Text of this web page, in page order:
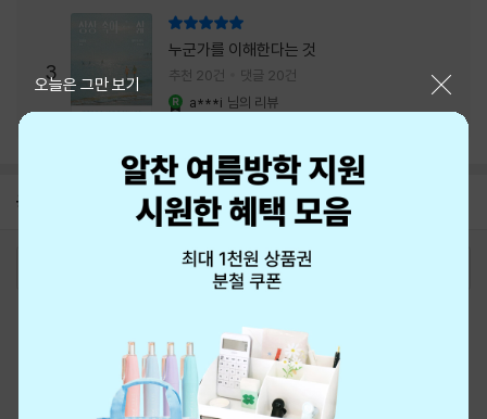
3
누군가를 이해한다는 것
추천 20건 댓글 20건
a***i 님의 리뷰
공지 8월 신용카드 무이자할부 안내
오늘은 그만 보기
최근 본 상품
eBook 1:1문의/채팅상담
예스이십사(주) 사업자 정보
이용약관
개인정보처리방침
청소년보호정책